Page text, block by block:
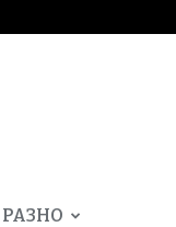
РАЗНО